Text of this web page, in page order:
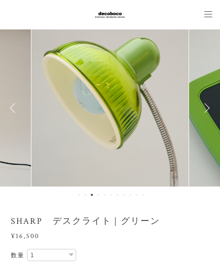
SHARP デスクライト｜グリーン
¥16,500
数量